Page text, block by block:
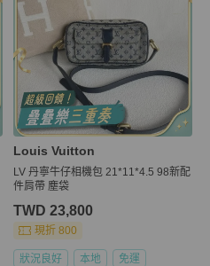
Louis Vuitton
LV 丹寧牛仔相機包 21*11*4.5 98新配
件肩帶 塵袋
TWD 23,800
現折 800
狀況良好 本地 免運